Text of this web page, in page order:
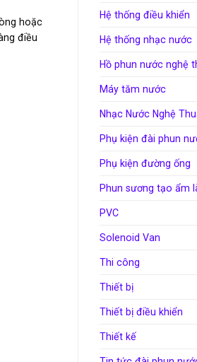
hoặc
điều
Hệ thống điều khiển
Hệ thống nhạc nước
Hồ phun nước nghệ
Máy tăm nước
Nhạc Nước Nghệ
Phụ kiện đài phun
Phụ kiện đường ống
Phun sương tạo ẩm
PVC
Solenoid Van
Thi công
Thiết bị
Thiết bị điều khiển
Thiết kế